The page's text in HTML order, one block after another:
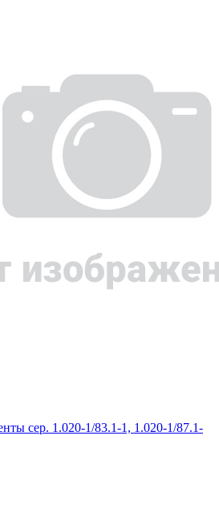
сер. 1.020-1/83.1-1, 1.020-1/87.1-